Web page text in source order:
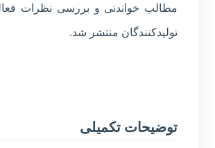
مطالب خواندنی و بررسی نظرات
تولیدکنندگان منتشر شد.
توضیحات تکمیلی